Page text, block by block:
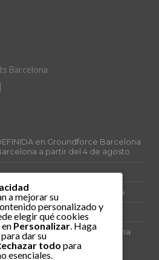
Barcelona
en Groundforce Barcelona
a partir del 4 de agosto
de los Ahogamientos
revolució social 1936. Programa
de venda.
a mejorar su
personalizado y
elegir qué cookies
Personalizar . Haga
para dar su
todo para
esenciales.